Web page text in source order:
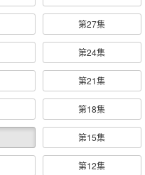
第27集
第24集
第21集
第18集
第15集
第12集